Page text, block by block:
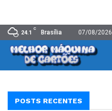
24.1
C
Brasília 07/08/2026
POSTS RECENTES